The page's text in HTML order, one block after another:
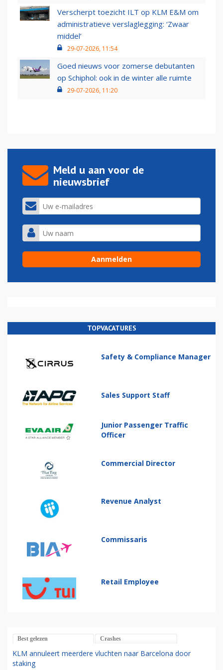
Verscherpt toezicht ILT op KLM E&M om
administratieve verslaglegging: ‘Zwaar
middel’
29-07-2026, 11:54
Goed nieuws voor zomerse debutanten
op Schiphol: ook in de winter alle ruimte
29-07-2026, 11:20
Meld u aan voor de
nieuwsbrief
TOPVACATURES
Safety & Compliance Manager
Sales Support Staff
Junior Passenger Traffic
Officer
Commercial Director
Revenue Analyst
Commissaris
Retail Employee
Best gelezen Crashes
KLM annuleert meerdere vluchten naar Barcelona door
staking